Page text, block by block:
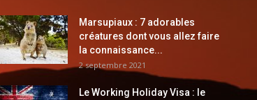
Marsupiaux : 7 adorables
créatures dont vous allez faire
la connaissance...
2 septembre 2021
Le Working Holiday Visa : le